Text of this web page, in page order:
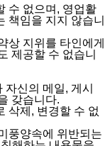
수 없으며, 영업활
책임을 지지 않습니
상 지위를 타인에게
제공할 수 없습니
신의 메일, 게시
갖습니다.
삭제, 변경할 수 없
풍양속에 위반되는